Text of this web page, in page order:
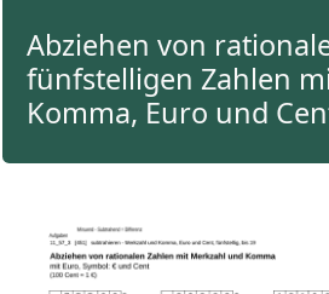
Abziehen von
fünfstelligen Zahlen
Komma, Euro und